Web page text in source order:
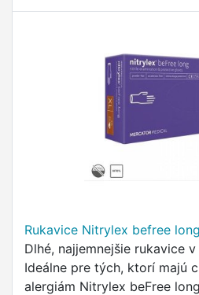
Rukavice Nitrylex befree
Dlhé, najjemnejšie rukavice
Ideálne pre tých, ktorí majú
alergiám Nitrylex beFree